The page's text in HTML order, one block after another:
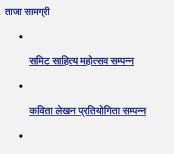
ताजा सामग्री
समिट साहित्य महोत्सव सम्पन्न
कविता लेखन प्रतियोगिता सम्पन्न